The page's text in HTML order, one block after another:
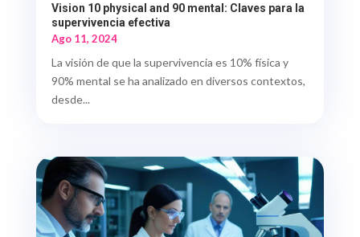
Vision 10 physical and 90 mental: Claves para la
supervivencia efectiva
Ago 11, 2024
La visión de que la supervivencia es 10% física y
90% mental se ha analizado en diversos contextos,
desde...